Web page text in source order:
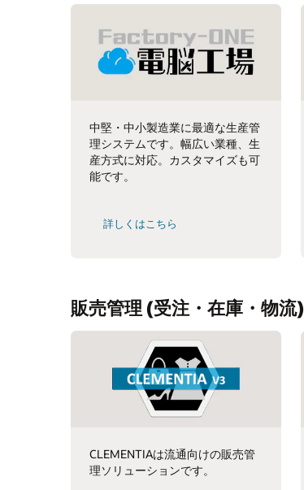
中堅・中小製造業に最適な生産管
理システムです。幅広い業種、生
産方式に対応。カスタマイズも可
能です。
詳しくはこちら
販売管理 (受注・在庫・物流)
CLEMENTIAは流通向けの販売管
理ソリューションです。